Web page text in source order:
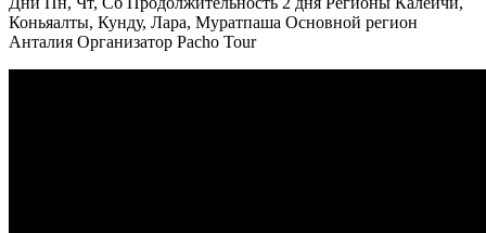
Коньяалты, Кунду, Лара, Муратпаша Основной регион
Анталия Организатор Pacho Tour